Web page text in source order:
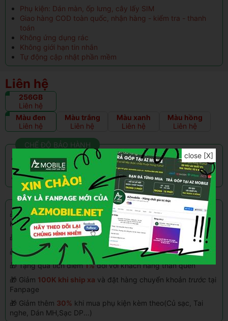
Phụ kiện: Dán màn, ốp lưng, cây lấy SIM
Giao hàng COD toàn quốc, nhận hàng - kiểm tra - thanh
toán
Không ứng dụng rác
Không giới hạn tin nhắn
Tự động cập nhật phần mềm
Liên hệ
256GB
Liên hệ
Màu đen
Liên hệ
Màu trắng
Liên hệ
Màu xanh
Liên hệ
Màu hồng
Liên hệ
CHẾ ĐỘ BẢO HÀNH
Bảo hành 12 Tháng toàn bộ máy(cả FaceID). Màn hình
3 tháng
Bao dùng đổi trả sản phẩm trong 15 ngày
CHƯƠNG TRÌNH KHUYẾN MÃI
🎁 Giảm thêm 5%tối đa500.000đ
khi thanh toán qua
Kredivo, Home Paylate
🎁 Giảm 100k - 500k khi mua hàng vào
ngày sinh nhật
🎁 Trả góp 0%
qua thẻ tín dụng(hỗ trợ đến 24 ngân hàng)
🎁 Tặng quà tích điểm1% đổi với khách hàng thân quen
🎁 Giảm 100K khi ship xa và đặt hàng chuyển khoản trước tại
Fanpage
🎁 Giảm thêm 30% khi mua phụ kiện kèm theo(Củ sạc, Tai
nghe, Dán MH,Sạc DP...)
close [X]